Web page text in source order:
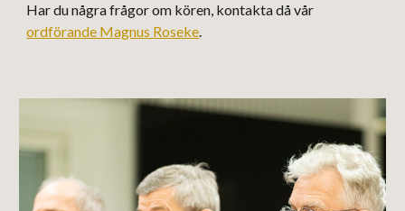
Har du några frågor om kören, kontakta då vår
ordförande Magnus Roseke.